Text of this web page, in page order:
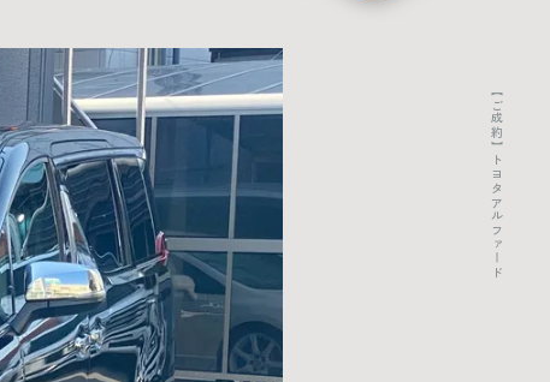
【ご成約】トヨタアルファード